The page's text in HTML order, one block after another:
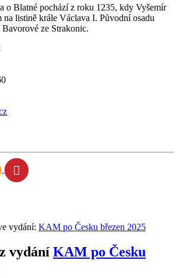
o Blatné pochází z roku 1235, kdy Vyšemír
na listině krále Václava I. Původní osadu
ze Strakonic.
vydání: KAM po Česku březen 2025
vydání KAM po Česku